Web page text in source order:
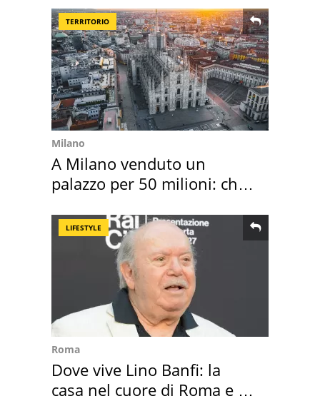
TERRITORIO
Milano
A Milano venduto un
palazzo per 50 milioni: chi
LIFESTYLE
Roma
Dove vive Lino Banfi: la
casa nel cuore di Roma e i